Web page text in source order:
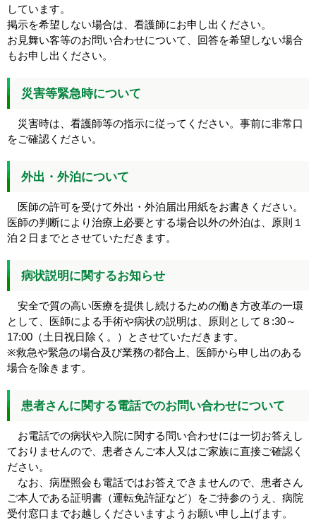
しています。
掲示を希望しない場合は、看護師にお申し出ください。
お見舞い客等のお問い合わせについて、回答を希望しない場合
もお申し出ください。
災害等緊急時について
災害時は、看護師等の指示に従ってください。事前に非常口
をご確認ください。
外出・外泊について
医師の許可を受けて外出・外泊届出用紙をお書きください。
医師の判断により治療上必要とする場合以外の外泊は、原則１
泊２日までとさせていただきます。
病状説明に関するお知らせ
安全で質の高い医療を提供し続けるための働き方改革の一環
として、医師による手術や病状の説明は、原則として８:30～
17:00（土日祝日除く。）とさせていただきます。
※救急や緊急の場合及び業務の都合上、医師から申し出のある
場合を除きます。
患者さんに関する電話でのお問い合わせについて
お電話での病状や入院に関する問い合わせには一切お答えし
ておりませんので、患者さんご本人又はご家族に直接ご確認く
ださい。
なお、病歴照会も電話ではお答えできませんので、患者さん
ご本人である証明書（運転免許証など）をご持参のうえ、病院
受付窓口までお越しくださいますようお願い申し上げます。